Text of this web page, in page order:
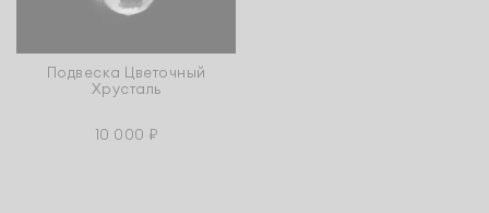
Подвеска Цветочный
Хрусталь
10 000 ₽